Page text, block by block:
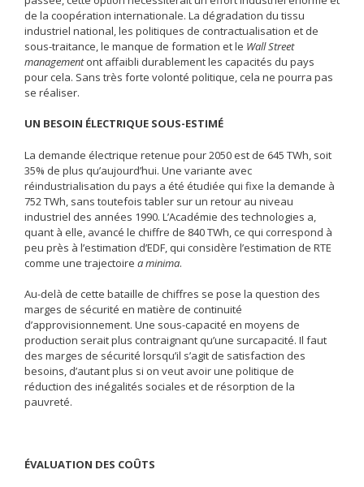
de la coopération internationale. La dégradation du tissu
industriel national, les politiques de contractualisation et de
sous-traitance, le manque de formation et le Wall Street
managementont affaibli durablement les capacités du pays
pour cela. Sans très forte volonté politique, cela ne pourra pas
se réaliser.
UN BESOIN ÉLECTRIQUE SOUS-ESTIMÉ
La demande électrique retenue pour 2050 est de 645 TWh, soit
35% de plus qu’aujourd’hui. Une variante avec
réindustrialisation du pays a été étudiée qui fixe la demande à
752 TWh, sans toutefois tabler sur un retour au niveau
industriel des années 1990. L’Académie des technologies a,
quant à elle, avancé le chiffre de 840 TWh, ce qui correspond à
peu près à l’estimation d’EDF, qui considère l’estimation de RTE
comme une trajectoire a minima.
Au-delà de cette bataille de chiffres se pose la question des
marges de sécurité en matière de continuité
d’approvisionnement. Une sous-capacité en moyens de
production serait plus contraignant qu’une surcapacité. Il faut
des marges de sécurité lorsqu’il s’agit de satisfaction des
besoins, d’autant plus si on veut avoir une politique de
réduction des inégalités sociales et de résorption de la
pauvreté.
ÉVALUATION DES COÛTS